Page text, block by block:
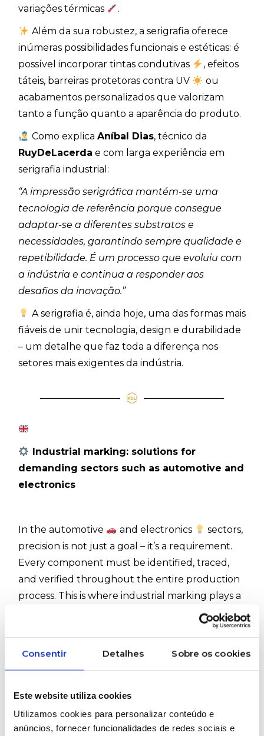
Consentir Detalhes Sobre os cookies
Este website utiliza cookies
Utilizamos cookies para personalizar conteúdo e
anúncios, fornecer funcionalidades de redes sociais e
variações térmicas
.
Além da sua robustez, a serigrafia oferece
inúmeras possibilidades funcionais e estéticas: é
possível incorporar tintas condutivas
, efeitos
táteis, barreiras protetoras contra UV
ou
acabamentos personalizados que valorizam
tanto a função quanto a aparência do produto.
Como explica Aníbal Dias, técnico da
RuyDeLacerda e com larga experiência em
serigrafia industrial:
“A impressão serigráfica mantém-se uma
tecnologia de referência porque consegue
adaptar-se a diferentes substratos e
necessidades, garantindo sempre qualidade e
repetibilidade. É um processo que evoluiu com
a indústria e continua a responder aos
desafios da inovação.”
A serigrafia é, ainda hoje, uma das formas mais
fiáveis de unir tecnologia, design e durabilidade
– um detalhe que faz toda a diferença nos
setores mais exigentes da indústria.
Industrial marking: solutions for
demanding sectors such as automotive and
electronics
In the automotive and electronics
sectors,
precision is not just a goal – it’s a requirement.
Every component must be identified, traced,
and verified throughout the entire production
process. This is where industrial marking plays a
crucial role, ensuring that each part, circuit, or
printing continues to stand out for its unique
combination of versatility, precision, and